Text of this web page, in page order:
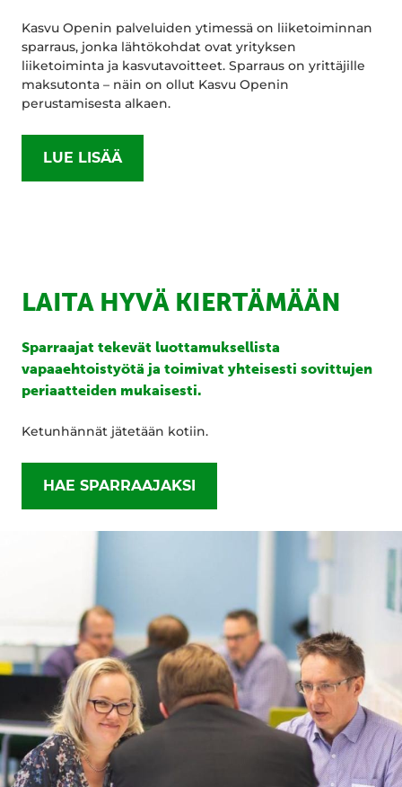
Kasvu Openin palveluiden ytimessä on liiketoiminnan
sparraus, jonka lähtökohdat ovat yrityksen
liiketoiminta ja kasvutavoitteet. Sparraus on yrittäjille
maksutonta – näin on ollut Kasvu Openin
perustamisesta alkaen.
LUE LISÄÄ
LAITA HYVÄ KIERTÄMÄÄN
Sparraajat tekevät luottamuksellista
vapaaehtoistyötä ja toimivat yhteisesti sovittujen
periaatteiden mukaisesti.
Ketunhännät jätetään kotiin.
HAE SPARRAAJAKSI